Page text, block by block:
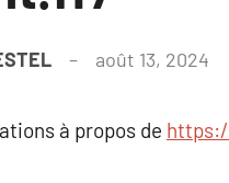
août 13, 2024
à propos de